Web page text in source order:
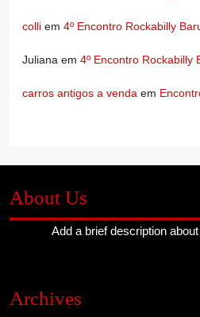
colli em 4º Encontro Rockabilly
Juliana em 4º Encontro Rockabilly
carros antigos a venda em
About Us
Add a brief description
Archives